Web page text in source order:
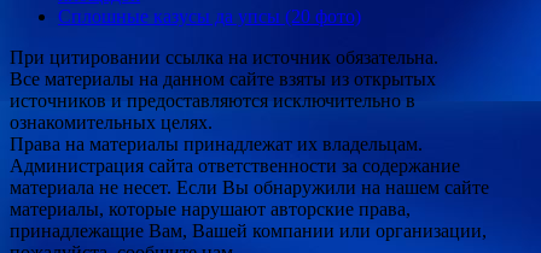
Сплошные казусы да упсы (20 фото)
При цитировании ссылка на источник обязательна.
Все материалы на данном сайте взяты из открытых
источников и предоставляются исключительно в
ознакомительных целях.
Права на материалы принадлежат их владельцам.
Администрация сайта ответственности за содержание
материала не несет. Если Вы обнаружили на нашем сайте
материалы, которые нарушают авторские права,
принадлежащие Вам, Вашей компании или организации,